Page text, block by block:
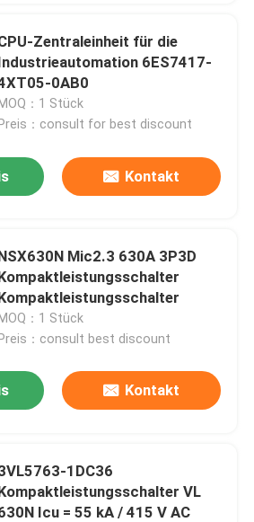
Zentraleinheit für die
6ES7417-
0AB0
MOQ：1 Stück
Preis：consult for best discount
Kontakt
Mic2.3 630A 3P3D
MOQ：1 Stück
Preis：consult best discount
Kontakt
1DC36
VL
Icu = 55 kA / 415 V AC